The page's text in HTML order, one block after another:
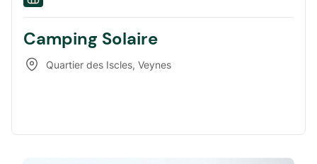
Camping Solaire
Quartier des Iscles, Veynes